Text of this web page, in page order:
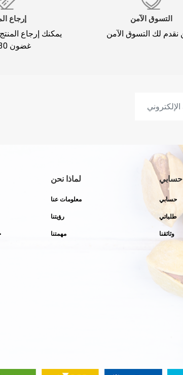
إرجاع
يمكنك إرجاع
غضون 30 يوما
التسوق الآمن
لماذا نحن
معلومات عنا
رؤيتنا
مهمتنا
حسابي
حسابي
طلباتي
وثائقنا